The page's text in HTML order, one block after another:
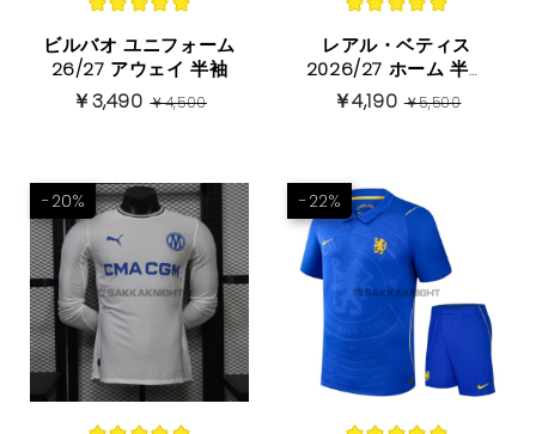
ビルバオ ユニフォーム
26/27 アウェイ 半袖
￥3,490￥4,500
レアル・ベティス
2026/27 ホーム 半袖
ラ・リーガのロゴ付き
￥4,190￥5,500
-20% -22%